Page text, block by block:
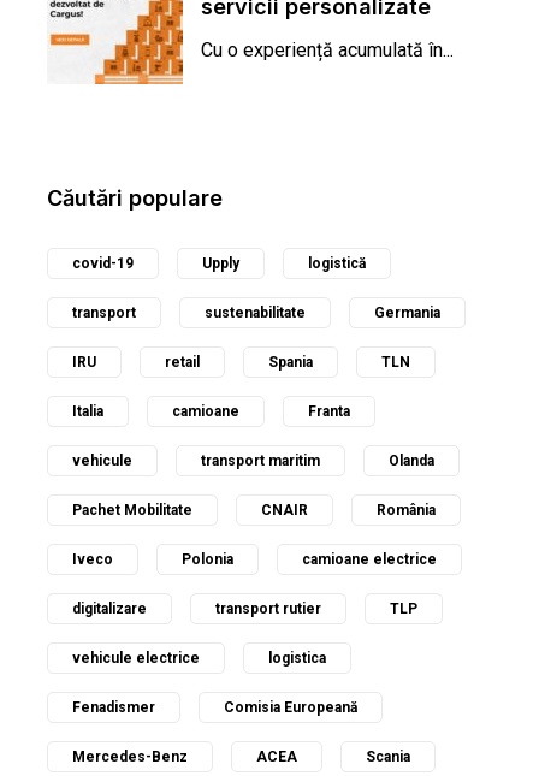
servicii personalizate
Cu o experiență acumulată în...
Căutări populare
covid-19 Upply logistică
transport sustenabilitate Germania
IRU retail Spania TLN
Italia camioane Franta
vehicule transport maritim Olanda
Pachet Mobilitate CNAIR România
Iveco Polonia camioane electrice
digitalizare transport rutier TLP
vehicule electrice logistica
Fenadismer Comisia Europeană
Mercedes-Benz ACEA Scania